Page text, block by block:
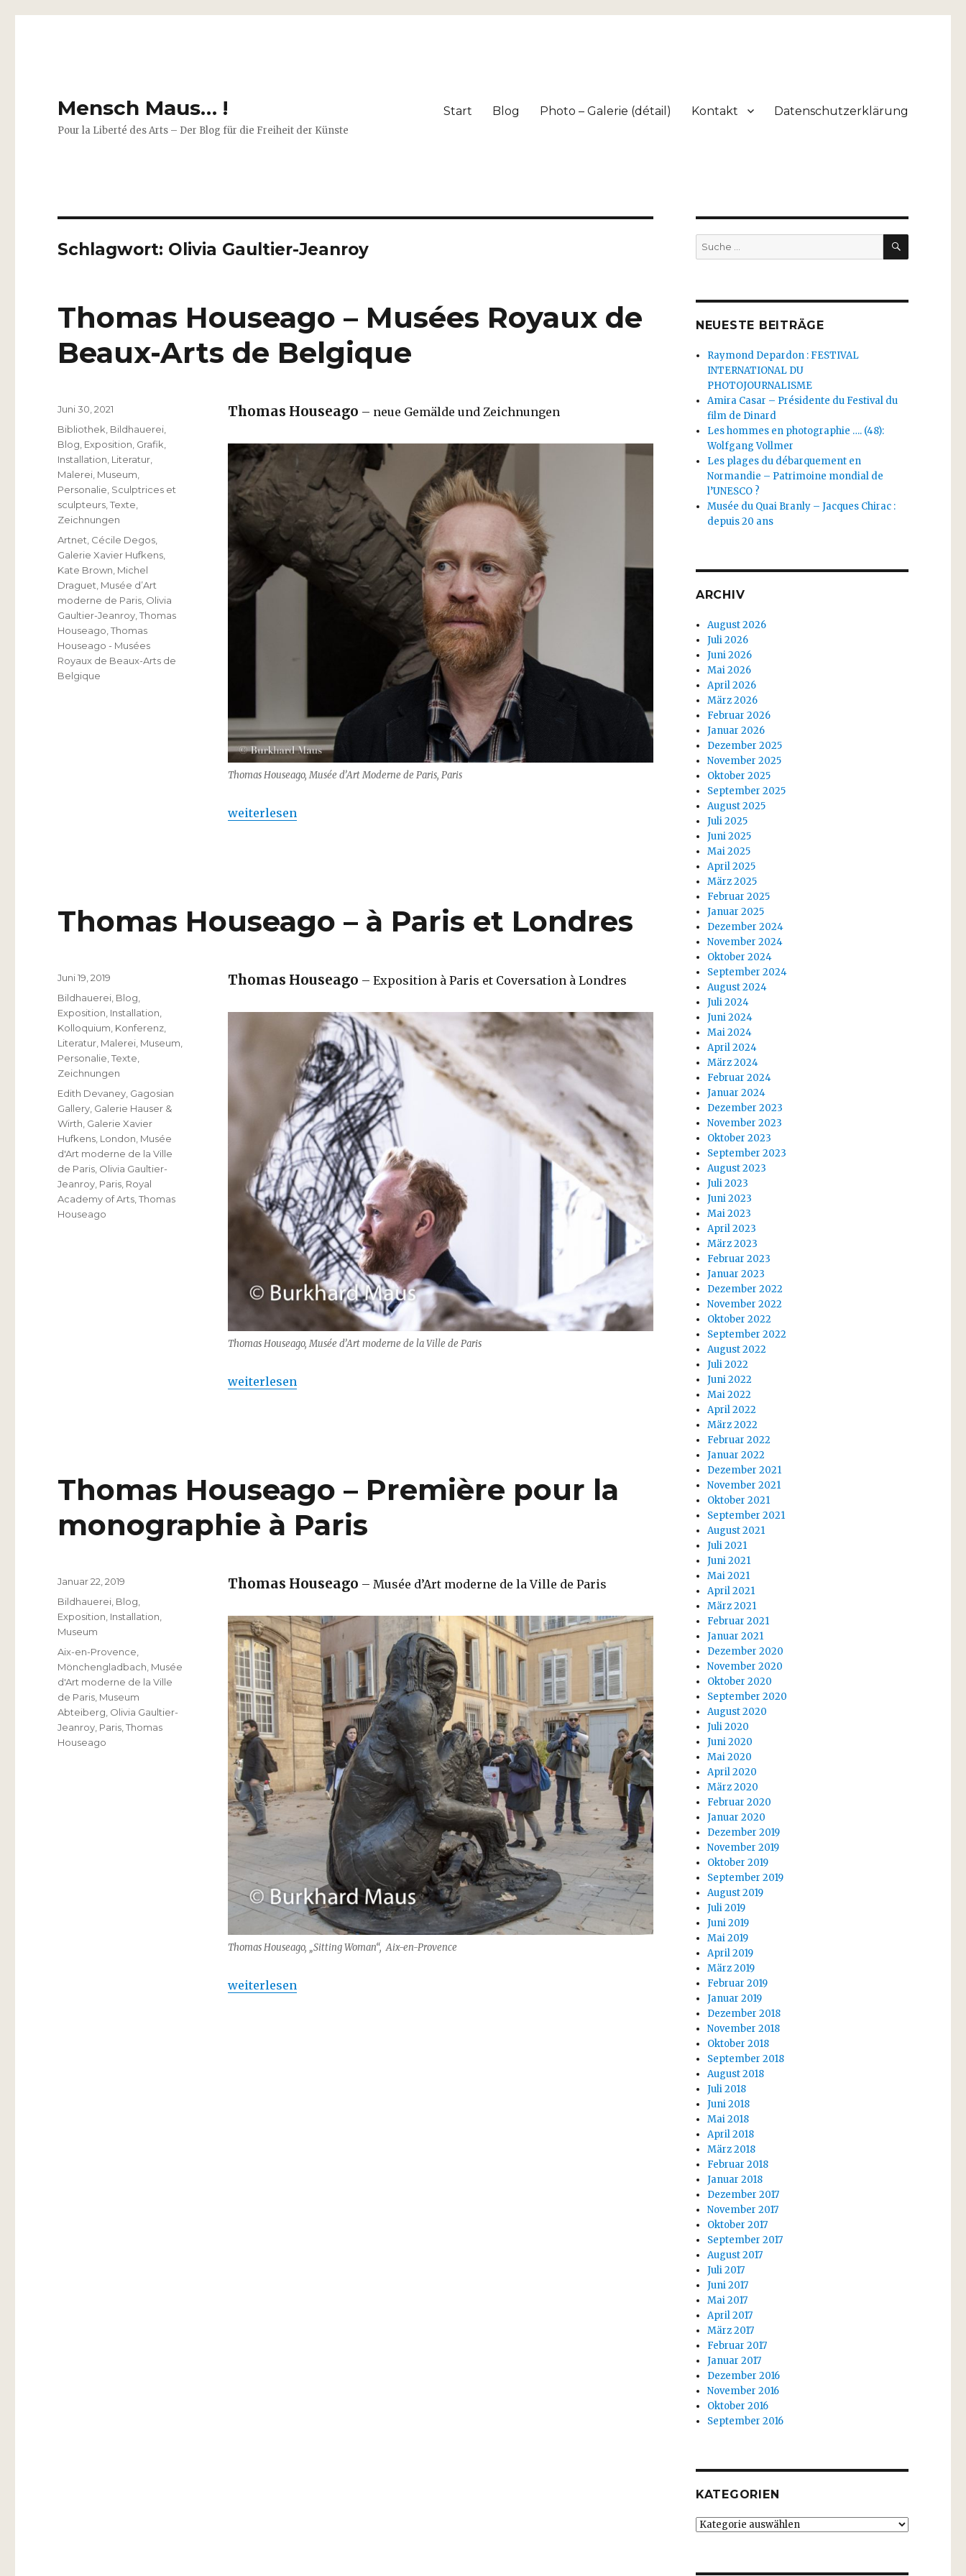
Mensch Maus… !
Pour la Liberté des Arts – Der Blog für die Freiheit der Künste
Start Blog Photo – Galerie (détail) Kontakt Datenschutzerklärung
Schlagwort: Olivia Gaultier-Jeanroy
Thomas Houseago – Musées Royaux de
Beaux-Arts de Belgique
Thomas Houseago – neue Gemälde und Zeichnungen
Thomas Houseago, Musée d’Art Moderne de Paris, Paris
„Thomas Houseago – Musées Royaux de Beaux-Arts de Belgique“
weiterlesen
Veröffentlicht
am
Juni 30, 2021
Kategorien
Bibliothek Bildhauerei
Blog Exposition Grafik
Installation Literatur
Malerei Museum
Personalie Sculptrices et
sculpteurs ,Texte
Zeichnungen
Schlagwörter
Artnet Cécile Degos
Galerie Xavier Hufkens
Kate Brown Michel
Draguet Musée d’Art
moderne de Paris Olivia
Gaultier-Jeanroy ,Thomas
Houseago ,Thomas
Houseago - Musées
Royaux de Beaux-Arts de
Belgique
Thomas Houseago – à Paris et Londres
Thomas Houseago – Exposition à Paris et Coversation à Londres
Thomas Houseago, Musée d’Art moderne de la Ville de Paris
„Thomas Houseago – à Paris et Londres“
weiterlesen
Veröffentlicht
am
Juni 19, 2019
Kategorien
Bildhauerei Blog
Exposition Installation
Kolloquium Konferenz
Literatur Malerei Museum
Personalie ,Texte
Zeichnungen
Schlagwörter
Edith Devaney Gagosian
Gallery Galerie Hauser &
Wirth Galerie Xavier
Hufkens London Musée
d'Art moderne de la Ville
de Paris Olivia Gaultier-
Jeanroy Paris Royal
Academy of Arts ,Thomas
Houseago
Thomas Houseago – Première pour la
monographie à Paris
Thomas Houseago – Musée d’Art moderne de la Ville de Paris
Thomas Houseago, „Sitting Woman“, Aix-en-Provence
„Thomas Houseago – Première pour la monographie à Paris“
weiterlesen
Veröffentlicht
am
Januar 22, 2019
Kategorien
Bildhauerei Blog
Exposition Installation
Museum
Schlagwörter
Aix-en-Provence
Mönchengladbach Musée
d'Art moderne de la Ville
de Paris Museum
Abteiberg Olivia Gaultier-
Jeanroy Paris ,Thomas
Houseago
Suche
nach:
SUCHEN
NEUESTE BEITRÄGE
Raymond Depardon : FESTIVAL
INTERNATIONAL DU
PHOTOJOURNALISME
Amira Casar – Présidente du Festival du
film de Dinard
Les hommes en photographie …. (48):
Wolfgang Vollmer
Les plages du débarquement en
Normandie – Patrimoine mondial de
l’UNESCO ?
Musée du Quai Branly – Jacques Chirac :
depuis 20 ans
ARCHIV
August 2026
Juli 2026
Juni 2026
Mai 2026
April 2026
März 2026
Februar 2026
Januar 2026
Dezember 2025
November 2025
Oktober 2025
September 2025
August 2025
Juli 2025
Juni 2025
Mai 2025
April 2025
März 2025
Februar 2025
Januar 2025
Dezember 2024
November 2024
Oktober 2024
September 2024
August 2024
Juli 2024
Juni 2024
Mai 2024
April 2024
März 2024
Februar 2024
Januar 2024
Dezember 2023
November 2023
Oktober 2023
September 2023
August 2023
Juli 2023
Juni 2023
Mai 2023
April 2023
März 2023
Februar 2023
Januar 2023
Dezember 2022
November 2022
Oktober 2022
September 2022
August 2022
Juli 2022
Juni 2022
Mai 2022
April 2022
März 2022
Februar 2022
Januar 2022
Dezember 2021
November 2021
Oktober 2021
September 2021
August 2021
Juli 2021
Juni 2021
Mai 2021
April 2021
März 2021
Februar 2021
Januar 2021
Dezember 2020
November 2020
Oktober 2020
September 2020
August 2020
Juli 2020
Juni 2020
Mai 2020
April 2020
März 2020
Februar 2020
Januar 2020
Dezember 2019
November 2019
Oktober 2019
September 2019
August 2019
Juli 2019
Juni 2019
Mai 2019
April 2019
März 2019
Februar 2019
Januar 2019
Dezember 2018
November 2018
Oktober 2018
September 2018
August 2018
Juli 2018
Juni 2018
Mai 2018
April 2018
März 2018
Februar 2018
Januar 2018
Dezember 2017
November 2017
Oktober 2017
September 2017
August 2017
Juli 2017
Juni 2017
Mai 2017
April 2017
März 2017
Februar 2017
Januar 2017
Dezember 2016
November 2016
Oktober 2016
September 2016
KATEGORIEN
Kategorien